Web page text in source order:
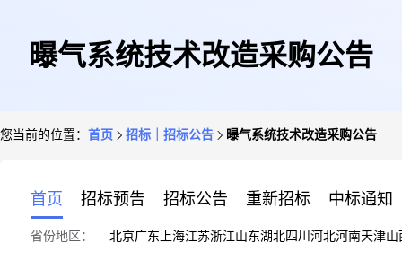
曝气系统技术改造采购公告
您当前的位置： 首页 招标｜招标公告 曝气系统技术改造采购公告
首页 招标预告 招标公告 重新招标 中标通知
省份地区： 北京广东 上海江苏浙江山东湖北四川 河北河南天津山